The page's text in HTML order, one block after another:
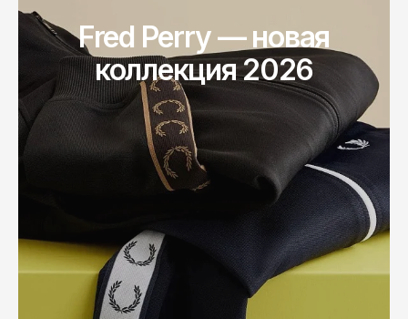
Fred Perry — новая
коллекция 2026
Томск
Тула
Тюмень
Улан-Удэ
Ульяновск
Ханты-Мансийск
Чайковский